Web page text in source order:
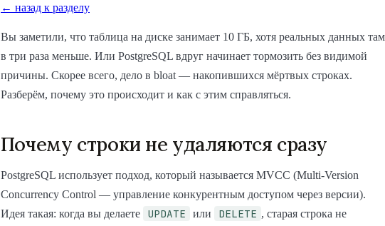
← назад к разделу
Вы заметили, что таблица на диске занимает 10 ГБ, хотя реальных данных там
в три раза меньше. Или PostgreSQL вдруг начинает тормозить без видимой
причины. Скорее всего, дело в bloat — накопившихся мёртвых строках.
Разберём, почему это происходит и как с этим справляться.
Почему строки не удаляются сразу
PostgreSQL использует подход, который называется MVCC (Multi-Version
Concurrency Control — управление конкурентным доступом через версии).
Идея такая: когда вы делаете
UPDATE или DELETE , старая строка не